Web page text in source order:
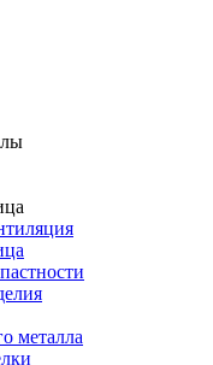
металла